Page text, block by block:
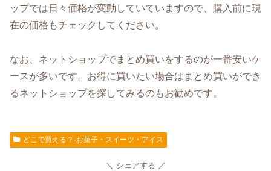
ップでは日々価格が変動していていますので、購入前に現
在の価格もチェックしてください。
なお、ネットショップでまとめ買いをするのが一番安いケ
ースが多いです。お得に買いたい場合はまとめ買いができ
るネットショップを探してみるのもお勧めです。
どこで買える？-お菓子・スイーツ・アイス
シェアする